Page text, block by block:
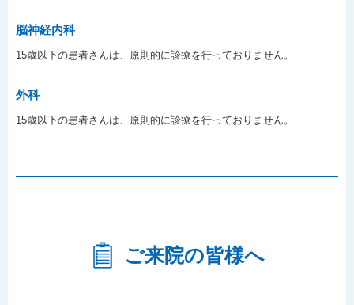
脳神経内科
15歳以下の患者さんは、原則的に診療を行っておりません。
外科
15歳以下の患者さんは、原則的に診療を行っておりません。
ご来院の皆様へ